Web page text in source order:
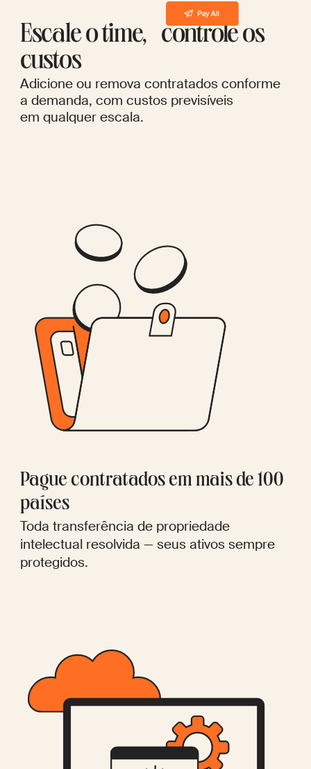
Escale o time, controle os
custos
Adicione ou remova contratados conforme
a demanda, com custos previsíveis
em qualquer escala.
Pague contratados em mais de 100
países
Toda transferência de propriedade
intelectual resolvida — seus ativos sempre
protegidos.